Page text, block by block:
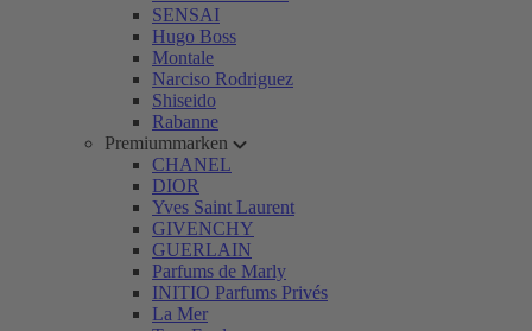
SENSAI
Hugo Boss
Montale
Narciso Rodriguez
Shiseido
Rabanne
Premiummarken
CHANEL
DIOR
Yves Saint Laurent
GIVENCHY
GUERLAIN
Parfums de Marly
INITIO Parfums Privés
La Mer